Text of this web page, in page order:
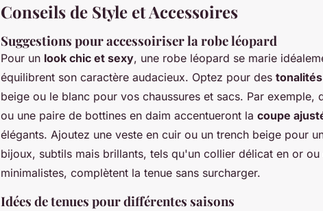
Conseils de Style et Accessoires
Suggestions pour accessoiriser la robe léopard
Pour un look chic et sexy, une robe léopard se marie
équilibrent son caractère audacieux. Optez pour des
beige ou le blanc pour vos chaussures et sacs. Par exemple,
ou une paire de bottines en daim accentueront la coupe
élégants. Ajoutez une veste en cuir ou un trench beige pour
bijoux, subtils mais brillants, tels qu'un collier délicat en or
minimalistes, complètent la tenue sans surcharger.
Idées de tenues pour différentes saisons